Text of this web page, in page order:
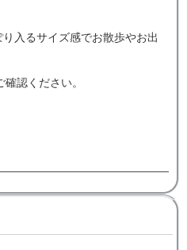
入るサイズ感でお散歩やお出
認ください。